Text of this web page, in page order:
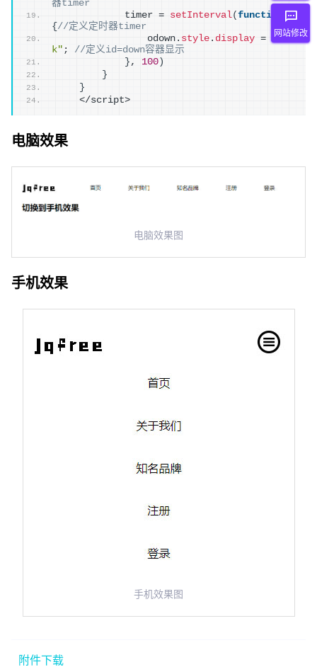
器timer
            timer =
setInterval( function ()
{ //定义定时器timer
                odown.
style . display =
"bloc
k" ; //定义id=down容器显示
} , 100 )
}
}
    </script>
电脑效果
电脑效果图
手机效果
手机效果图
附件下载
网站修改